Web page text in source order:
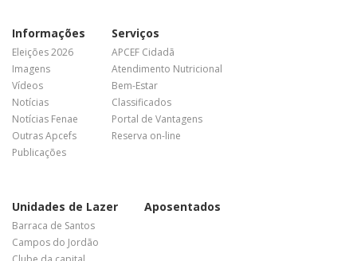
Informações
Eleições 2026
Imagens
Vídeos
Notícias
Notícias Fenae
Outras Apcefs
Publicações
Serviços
APCEF Cidadã
Atendimento Nutricional
Bem-Estar
Classificados
Portal de Vantagens
Reserva on-line
Unidades de Lazer
Barraca de Santos
Campos do Jordão
Aposentados